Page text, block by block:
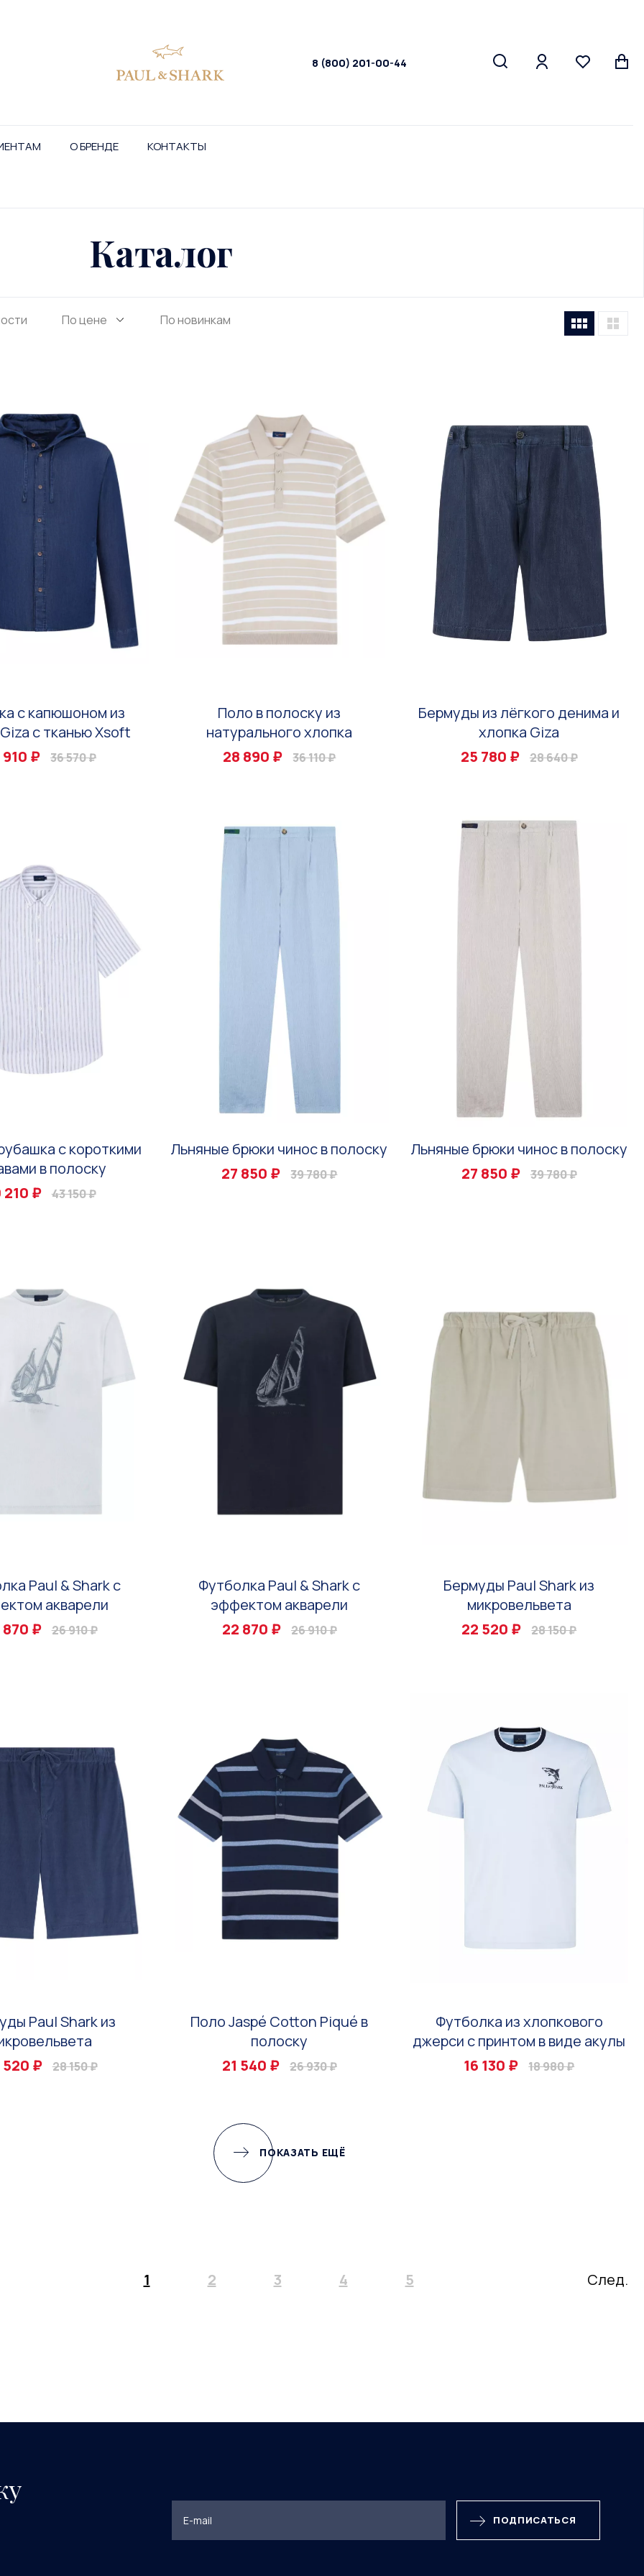
8 (800) 201-00-44
О БРЕНДЕ КОНТАКТЫ
Каталог
По цене По новинкам
с капюшоном из
с тканью Xsoft
910 ₽
36 570 ₽
Поло в полоску из
натурального хлопка
28 890 ₽
36 110 ₽
Бермуды из лёгкого денима и
хлопка Giza
25 780 ₽
28 640 ₽
с короткими
в полоску
210 ₽
43 150 ₽
Льняные брюки чинос в полоску
27 850 ₽
39 780 ₽
Льняные брюки чинос в полоску
27 850 ₽
39 780 ₽
Paul & Shark с
акварели
₽
26 910 ₽
Футболка Paul & Shark с
эффектом акварели
22 870 ₽
26 910 ₽
Бермуды Paul Shark из
микровельвета
22 520 ₽
28 150 ₽
Paul Shark из
520 ₽
28 150 ₽
Поло Jaspé Cotton Piqué в
полоску
21 540 ₽
26 930 ₽
Футболка из хлопкового
джерси с принтом в виде акулы
16 130 ₽
18 980 ₽
ПОКАЗАТЬ ЕЩЁ
1 2 3 4 5 След.
ПОДПИСАТЬСЯ